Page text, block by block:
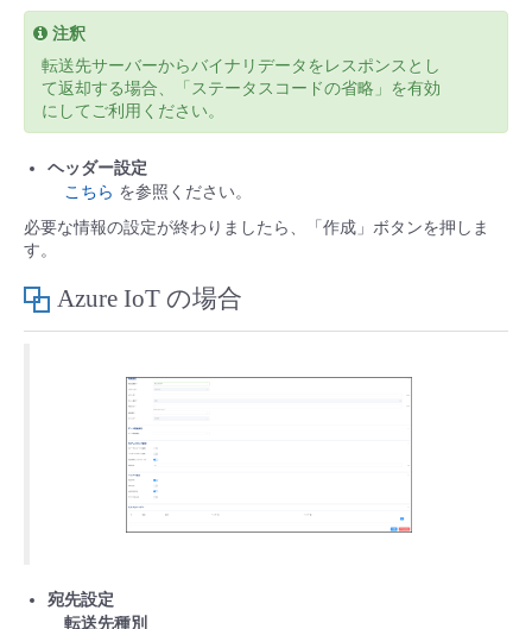
注釈
転送先サーバーからバイナリデータをレスポンスとし
て返却する場合、「ステータスコードの省略」を有効
にしてご利用ください。
ヘッダー設定
こちら を参照ください。
必要な情報の設定が終わりましたら、「作成」ボタンを押しま
す。
Azure IoT の場合
宛先設定
転送先種別